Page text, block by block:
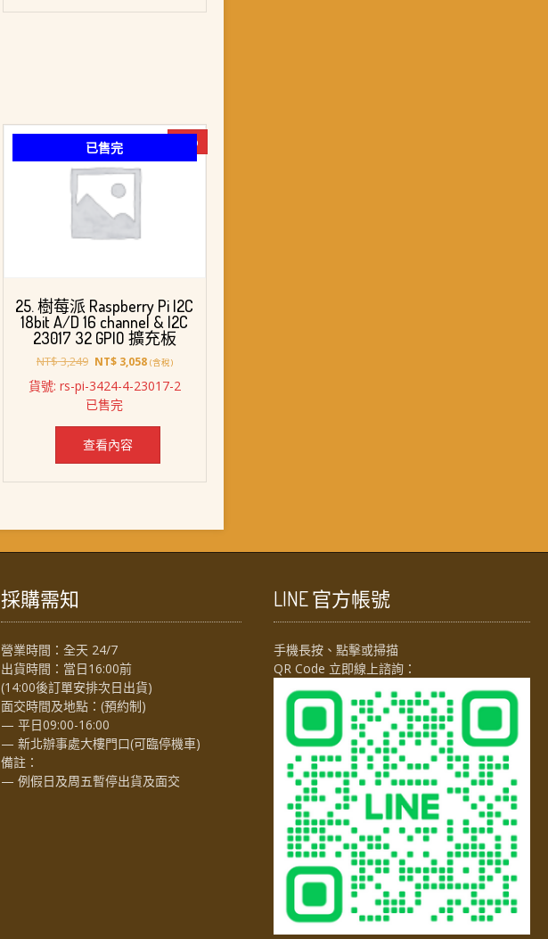
已售完 -6%
25. 樹莓派 Raspberry Pi I2C
18bit A/D 16 channel & I2C
23017 32 GPIO 擴充板
NT$3,249 原
價
格：
NT$ 3,249。
NT$3,058目
價
NT$ 3,058。
(含稅)
貨號: rs-pi-3424-4-23017-2
已售完
查看內容
採購需知
營業時間：全天 24/7
出貨時間：當日16:00前
(14:00後訂單安排次日出貨)
面交時間及地點：(預約制)
— 平日09:00-16:00
— 新北辦事處大樓門口(可臨停機車)
備註：
— 例假日及周五暫停出貨及面交
LINE 官方帳號
手機長按、點擊或掃描
QR Code 立即線上諮詢：